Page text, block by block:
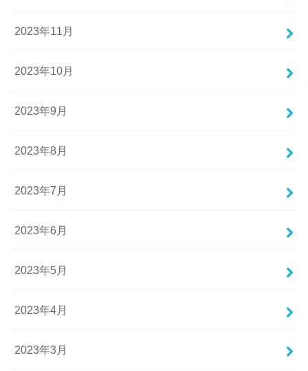
2023年11月
2023年10月
2023年9月
2023年8月
2023年7月
2023年6月
2023年5月
2023年4月
2023年3月